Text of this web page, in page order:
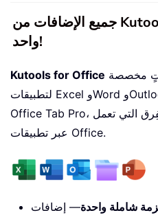
جميع الإضافات من Kutools في برنامج تثبيت
واحد!
Kutools for Office
لتطبيقات Excel وWord وOutlook وPowerPoint، إلى جانب
Office Tab Pro، مما يجعلها الخيار المثالي للفِرق التي تعمل
عبر تطبيقات Office.
شاملة واحدة— إضافات Excel وWord وOutlook